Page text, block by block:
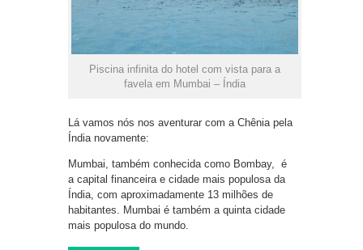
Piscina infinita do hotel com vista para a
favela em Mumbai – Índia
Lá vamos nós nos aventurar com a Chênia pela
Índia novamente:
Mumbai, também conhecida como Bombay, é
a capital financeira e cidade mais populosa da
Índia, com aproximadamente 13 milhões de
habitantes. Mumbai é também a quinta cidade
mais populosa do mundo.